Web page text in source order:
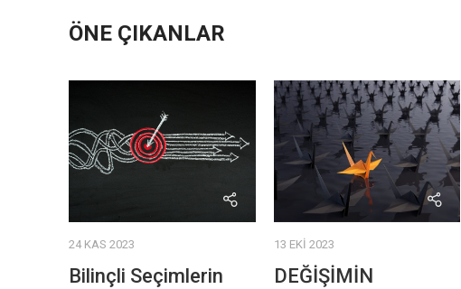
ÖNE ÇIKANLAR
24 KAS 2023
Bilinçli Seçimlerin
13 EKI 2023
DEĞİŞİMİN